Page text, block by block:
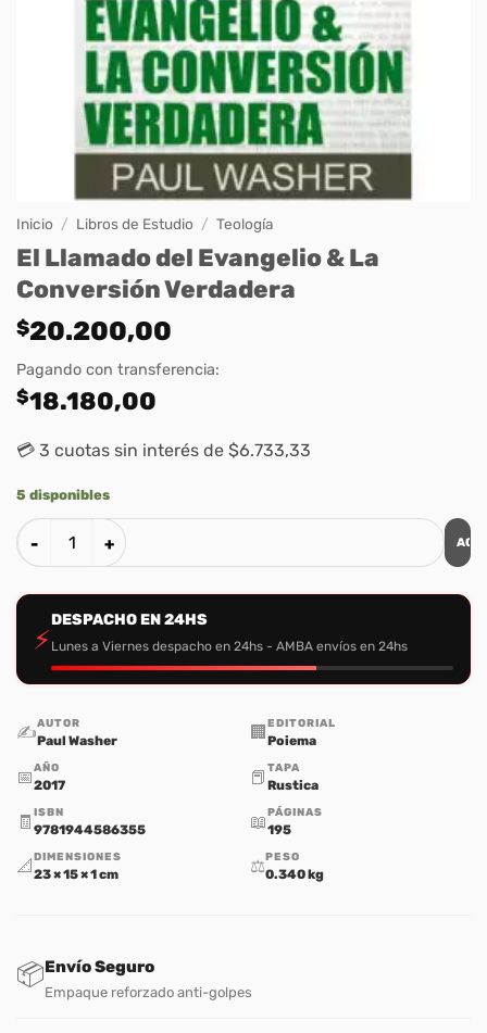
Inicio / Libros de Estudio / Teología
El Llamado del Evangelio & La
Conversión Verdadera
$20.200,00
Pagando con transferencia:
$18.180,00
💳 3 cuotas sin interés de $6.733,33
5 disponibles
El Llamado del Evangelio & La Conversión Verdadera
⚡
DESPACHO EN 24HS
Lunes a Viernes despacho en 24hs - AMBA envíos en 24hs
✍️AUTOR
Paul Washer 🏢 EDITORIAL
Poiema
📅AÑO
2017 📕 TAPA
Rustica
🧾 ISBN
9781944586355 📖PÁGINAS
195
📐 DIMENSIONES
23 × 15 × 1 cm ⚖️PESO
0.340 kg
📦Envío Seguro
Empaque reforzado anti-golpes